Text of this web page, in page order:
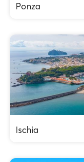
Ponza
Ischia